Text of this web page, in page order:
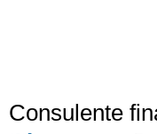
Consulente